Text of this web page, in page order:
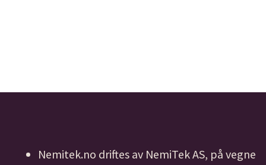
Nemitek.no driftes av NemiTek AS, på vegne